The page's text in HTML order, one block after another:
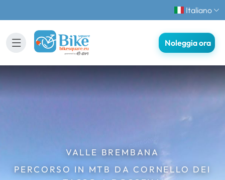
Italiano
Noleggia ora
VALLE BREMBANA
PERCORSO IN MTB DA CORNELLO DEI